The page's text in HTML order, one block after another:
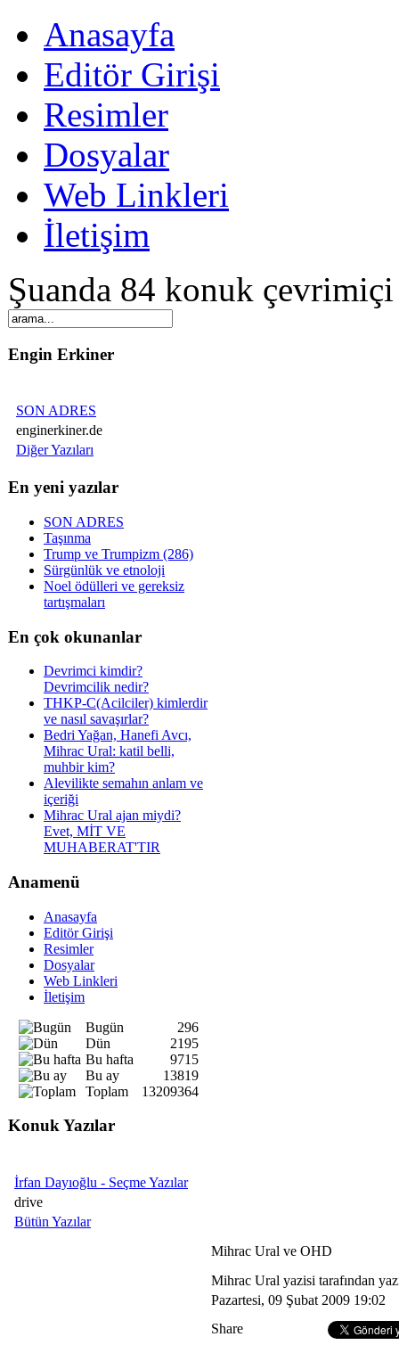
Anasayfa
Editör Girişi
Resimler
Dosyalar
Web Linkleri
İletişim
Şuanda 84 konuk çevrimiçi
Engin Erkiner
SON ADRES
enginerkiner.de
Diğer Yazıları
En yeni yazılar
SON ADRES
Taşınma
Trump ve Trumpizm (286)
Sürgünlük ve etnoloji
Noel ödülleri ve gereksiz
tartışmaları
En çok okunanlar
Devrimci kimdir?
Devrimcilik nedir?
THKP-C(Acilciler) kimlerdir
ve nasıl savaşırlar?
Bedri Yağan, Hanefi Avcı,
Mihrac Ural: katil belli,
muhbir kim?
Alevilikte semahın anlam ve
içeriği
Mihrac Ural ajan miydi?
Evet, MİT VE
MUHABERAT'TIR
Anamenü
Anasayfa
Editör Girişi
Resimler
Dosyalar
Web Linkleri
İletişim
Bugün
296
Dün
2195
Bu hafta
9715
Bu ay
13819
Toplam
13209364
Konuk Yazılar
İrfan Dayıoğlu - Seçme Yazılar
drive
Bütün Yazılar
Mihrac Ural ve OHD
Mihrac Ural yazisi tarafından
Pazartesi, 09 Şubat 2009 19:02
Share